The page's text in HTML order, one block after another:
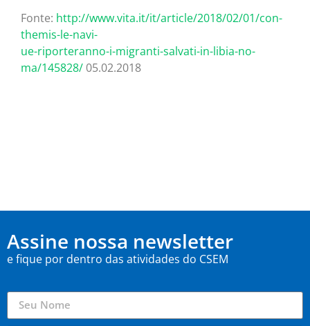
Fonte: http://www.vita.it/it/article/2018/02/01/con-
themis-le-navi-
ue-riporteranno-i-migranti-salvati-in-libia-no-
ma/145828/ 05.02.2018
Assine nossa newsletter
e fique por dentro das atividades do CSEM